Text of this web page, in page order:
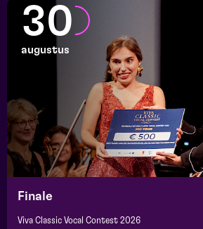
30
augustus
Finale
Viva Classic Vocal Contest 2026